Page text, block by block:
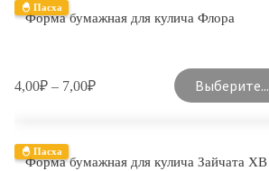
🐣 Пасха
Форма бумажная для кулича Флора
4,00₽ – 7,00₽ Выберите...
🐣 Пасха
Форма бумажная для кулича Зайчата ХВ